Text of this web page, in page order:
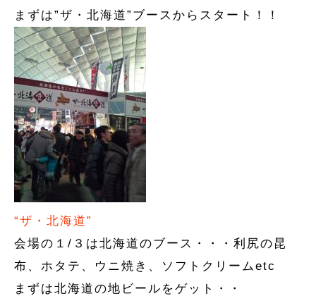
まずは”ザ・北海道”ブースからスタート！！
“ザ・北海道”
会場の１/３は北海道のブース・・・利尻の昆
布、ホタテ、ウニ焼き、ソフトクリームetc
まずは北海道の地ビールをゲット・・